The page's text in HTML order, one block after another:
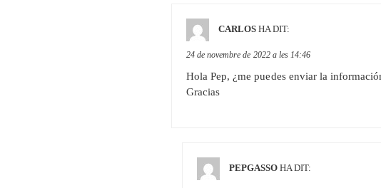
CARLOS HA DIT:
24 de novembre de 2022 a les 14:46
Hola Pep, ¿me puedes enviar la
Gracias
PEPGASSO HA DIT: